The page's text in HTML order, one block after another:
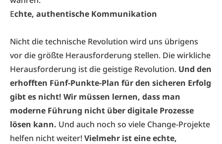
Echte, authentische Kommunikation
Nicht die technische Revolution wird uns übrigens
vor die größte Herausforderung stellen. Die wirkliche
Herausforderung ist die geistige Revolution. Und den
erhofften Fünf-Punkte-Plan für den sicheren Erfolg
gibt es nicht! Wir müssen lernen, dass man
moderne Führung nicht über digitale Prozesse
lösen kann. Und auch noch so viele Change-Projekte
helfen nicht weiter!Vielmehr ist eine echte,